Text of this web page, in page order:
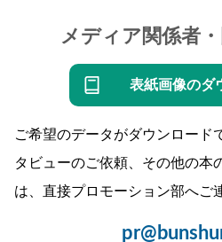
メディア関係者
表紙画像のダ
ご希望のデータがダウンロード
タビューのご依頼、その他の本
は、直接プロモーション部へご